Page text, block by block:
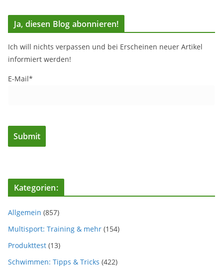
Ja, diesen Blog abonnieren!
Ich will nichts verpassen und bei Erscheinen neuer Artikel
informiert werden!
E-Mail*
Kategorien:
Allgemein (857)
Multisport: Training & mehr (154)
Produkttest (13)
Schwimmen: Tipps & Tricks (422)